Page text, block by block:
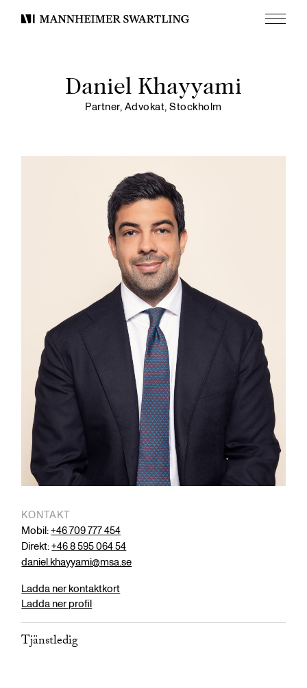
Mannheimer
Meny
Daniel Khayyami
Partner, Advokat, Stockholm
KONTAKT
Mobil:+46 709 777 454
Direkt:+46 8 595 064 54
daniel.khayyami@msa.se
Ladda ner kontaktkort
Ladda ner profil
Tjänstledig